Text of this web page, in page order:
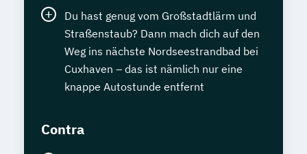
Du hast genug vom Großstadtlärm und
Straßenstaub? Dann mach dich auf den
Weg ins nächste Nordseestrandbad bei
Cuxhaven – das ist nämlich nur eine
knappe Autostunde entfernt
Contra